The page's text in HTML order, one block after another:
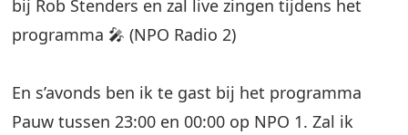
bij Rob Stenders en zal live zingen tijdens het
programma 🎤 (NPO Radio 2)
En s’avonds ben ik te gast bij het programma
Pauw tussen 23:00 en 00:00 op NPO 1. Zal ik